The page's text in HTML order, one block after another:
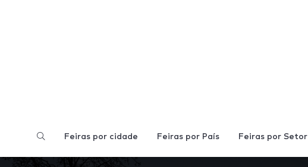
Feiras por cidade Feiras por País Feiras por Setor